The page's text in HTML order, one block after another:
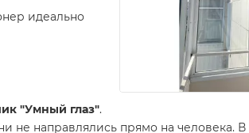
идеально
"Умный глаз".
направлялись прямо на человека. В